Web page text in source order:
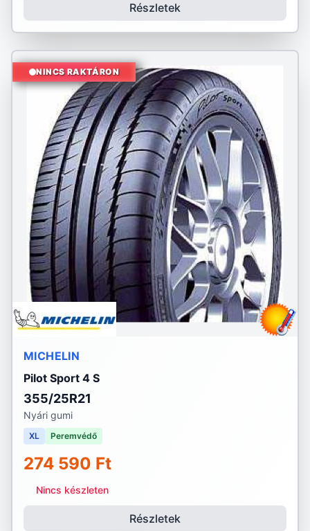
Részletek
NINCS RAKTÁRON
MICHELIN
Pilot Sport 4 S
355/25R21
Nyári gumi
XL Peremvédő
274 590 Ft
Nincs készleten
Részletek